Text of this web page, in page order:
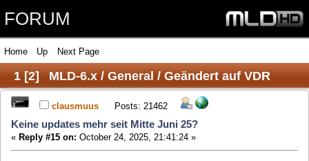
FORUM
1[2] MLD-6.x / General / Geändert auf VDR
plugin liveclausmuus Posts: 21462
Keine updates mehr seit Mitte Juni 25?
Es gibt ein Update des live Plugins. Bitte mal testen.